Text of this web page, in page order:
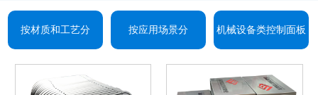
按材质和工艺分 按应用场景分 机械设备类控制面板